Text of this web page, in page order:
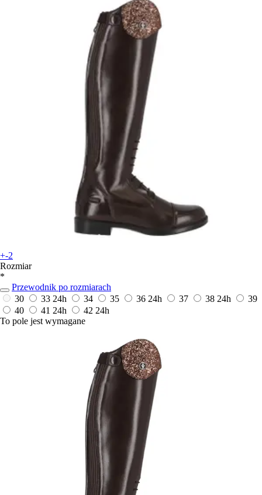
+-2
Rozmiar
*
Przewodnik po rozmiarach
30
33 24h 34 35 36 24h 37 38 24h
39
40
41 24h 42 24h
To pole jest wymagane